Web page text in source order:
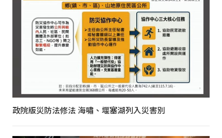
政院版災防法修法 海嘯、堰塞湖列入災害別